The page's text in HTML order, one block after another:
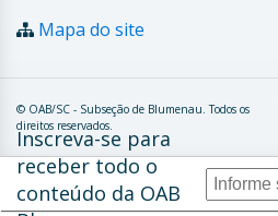
Mapa do site
© OAB/SC - Subseção de Blumenau. Todos os
direitos reservados.
Inscreva-se para
receber todo o
conteúdo da OAB